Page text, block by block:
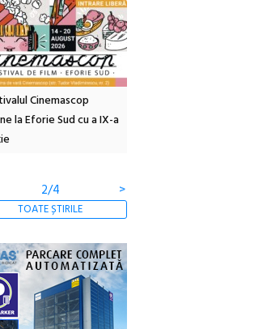
Beauties la Borsec:
de amintiri la
o cameră obscură și
3/4 >
TOATE ȘTIRILE